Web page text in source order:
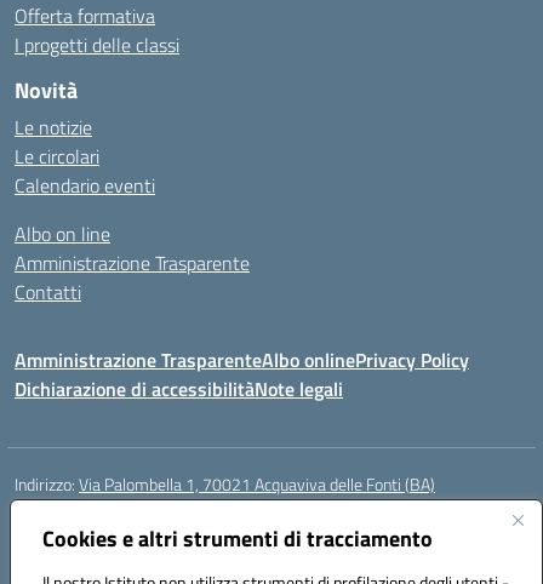
Cookies e altri strumenti di tracciamento
Offerta formativa
I progetti delle classi
Novità
Le notizie
Le circolari
Calendario eventi
Albo on line
Amministrazione Trasparente
Contatti
Amministrazione TrasparenteAlbo onlinePrivacy Policy
Dichiarazione di accessibilitàNote legali
Indirizzo:Via Palombella 1, 70021 Acquaviva delle Fonti (BA)
Centralino:
Posta elettronica certificata (PEC):baic89400e@pec.istruzione.it